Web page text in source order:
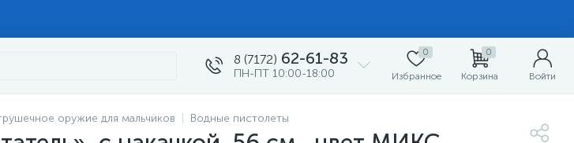
8 (7172) 62-61-83
ПН-ПТ 10:00-18:00
0
Избранное
0
Корзина Войти
оружие для мальчиков Водные пистолеты